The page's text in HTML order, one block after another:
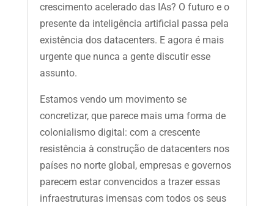
crescimento acelerado das IAs? O futuro e o
presente da inteligência artificial passa pela
existência dos datacenters. E agora é mais
urgente que nunca a gente discutir esse
assunto.
Estamos vendo um movimento se
concretizar, que parece mais uma forma de
colonialismo digital: com a crescente
resistência à construção de datacenters nos
países no norte global, empresas e governos
parecem estar convencidos a trazer essas
infraestruturas imensas com todos os seus